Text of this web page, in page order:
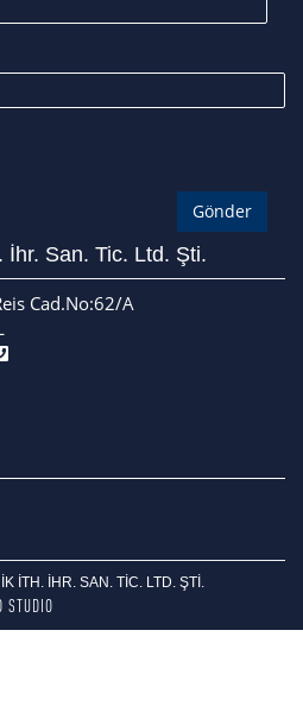
San. Tic. Ltd. Şti.
Cad.No:62/A
İTH. İHR. SAN. TİC. LTD. ŞTİ.
STUDIO